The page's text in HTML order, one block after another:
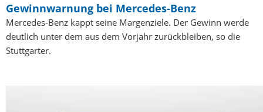
Gewinnwarnung bei Mercedes-Benz
Mercedes-Benz kappt seine Margenziele. Der Gewinn werde
deutlich unter dem aus dem Vorjahr zurückbleiben, so die
Stuttgarter.